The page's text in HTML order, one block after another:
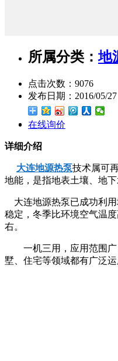
所属分类：地
点击次数： 9076
发布日期： 2016/05/27
在线询价
详细介绍
大连地源热泵技术属可
地能，是指地表土壤、地
大连地源热泵已成功利用
稳定，冬季比环境空气温
右。
一机三用，应用范围广
墅、住宅等领域都有广泛运